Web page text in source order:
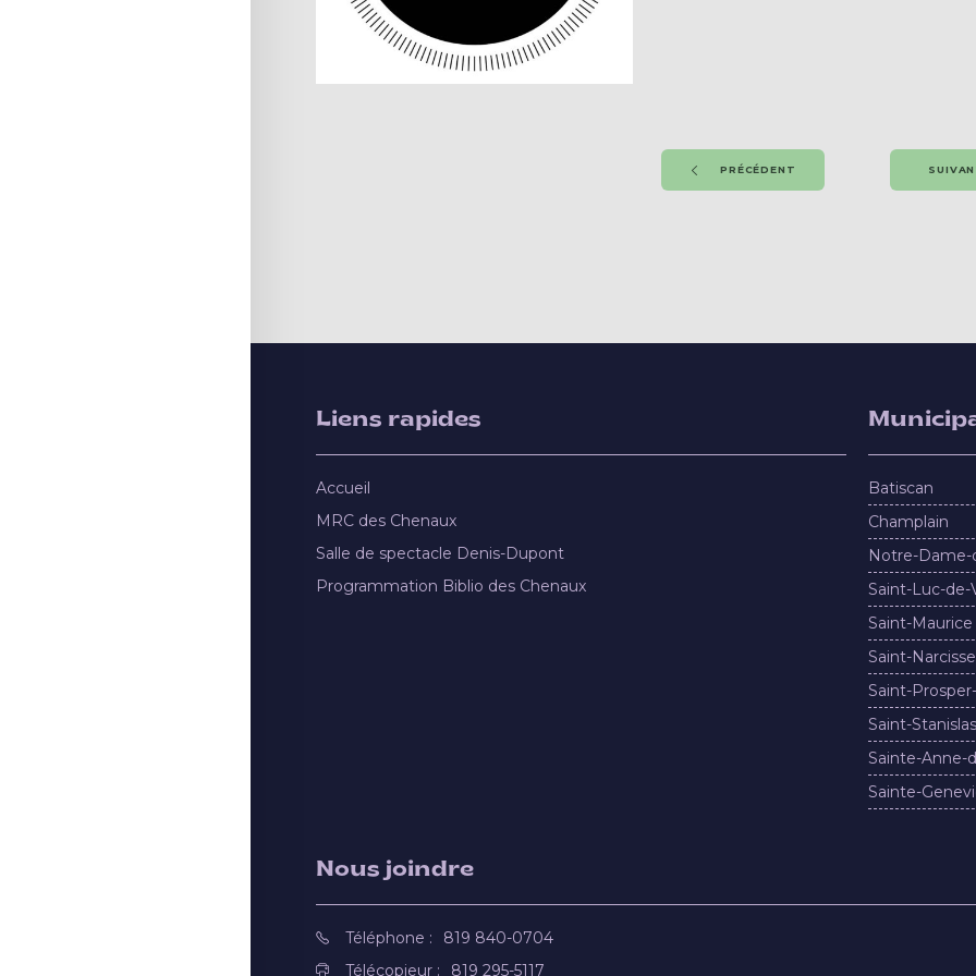
PRÉCÉDENT
Liens rapides
Accueil
MRC des Chenaux
Salle de spectacle Denis-Dupont
Programmation Biblio des Chenaux
Batiscan
Champlain
Notre-
Saint-Luc-de-
Saint-Maurice
Saint-Narcisse
Saint-
Saint-Stanislas
Sainte-Anne-
Sainte-
Nous joindre
Téléphone :
819 840-0704
Télécopieur :
819 295-5117